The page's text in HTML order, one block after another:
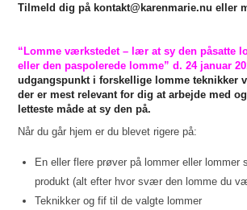
Tilmeld dig på kontakt@karenmarie.nu eller
“Lomme værkstedet – lær at sy den påsatte
eller den paspolerede lomme” d. 24 januar
udgangspunkt i forskellige lomme teknikker
der er mest relevant for dig at arbejde med
letteste måde at sy den på.
Når du går hjem er du blevet rigere på:
En eller flere prøver på lommer eller
produkt (alt efter hvor svær den lomme du
Teknikker og fif til de valgte lommer